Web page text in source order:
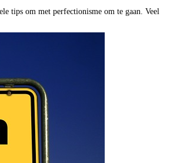
tips om met perfectionisme om te gaan. Veel